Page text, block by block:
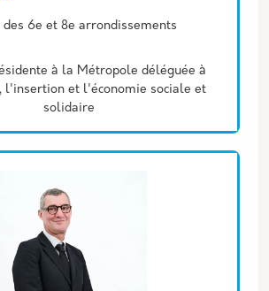
des 6e et 8e arrondissements
à la Métropole déléguée à
l'insertion et l'économie sociale et
solidaire